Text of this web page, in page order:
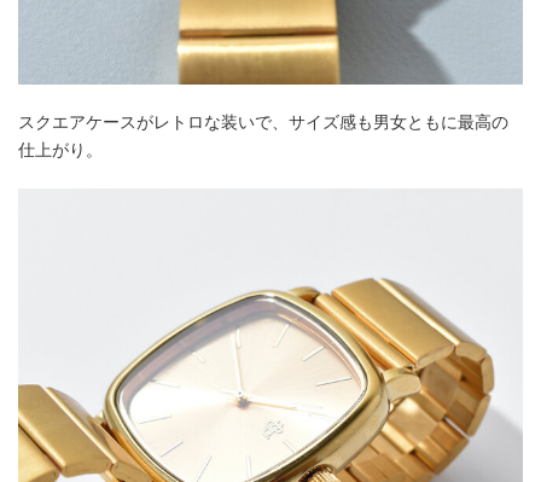
スクエアケースがレトロな装いで、サイズ感も男女ともに最高の
仕上がり。